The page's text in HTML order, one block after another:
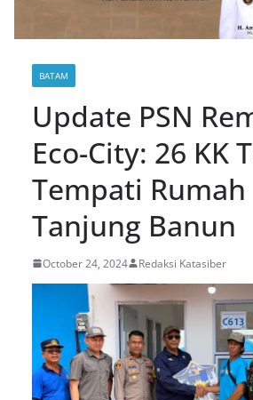
BATAM
Update PSN
Eco-City: 26 KK
Tempati Rumah
Tanjung Banun
October 24, 2024 Redaksi Katasiber